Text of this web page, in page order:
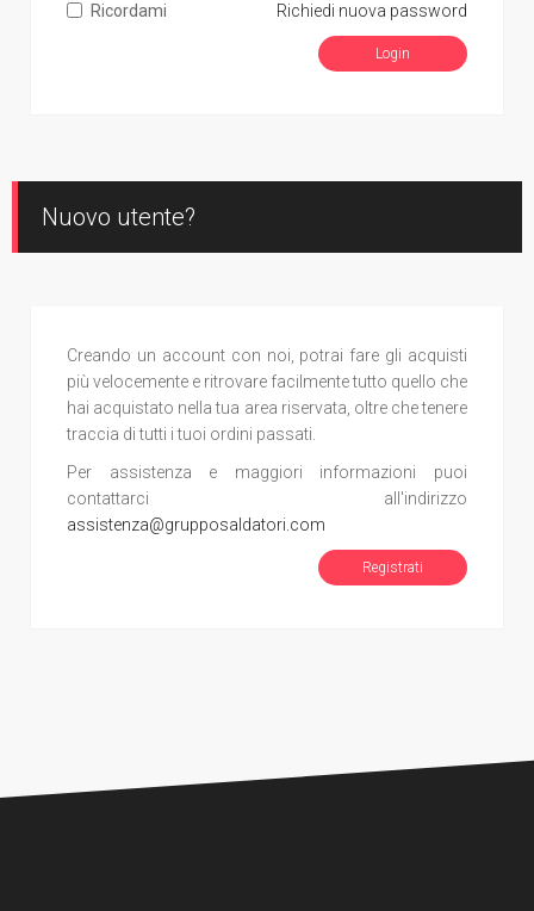
Richiedi nuova password
Ricordami
Nuovo utente?
Creando un account con noi, potrai fare gli acquisti
più velocemente e ritrovare facilmente tutto quello che
hai acquistato nella tua area riservata, oltre che tenere
traccia di tutti i tuoi ordini passati.
Per assistenza e maggiori informazioni puoi
contattarci all'indirizzo
assistenza@grupposaldatori.com
Registrati